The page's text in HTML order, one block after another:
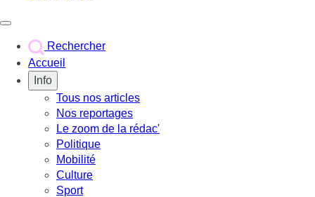
Rechercher
Accueil
Info
Tous nos articles
Nos reportages
Le zoom de la rédac'
Politique
Mobilité
Culture
Sport